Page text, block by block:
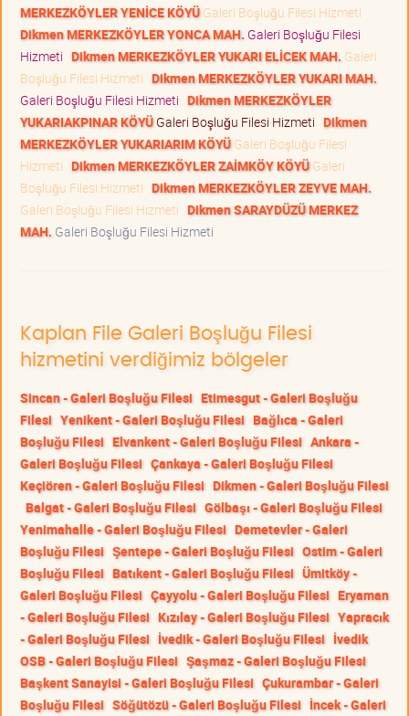
MERKEZKÖYLER YENİCE KÖYÜGaleri Boşluğu Filesi Hizmeti
Dikmen MERKEZKÖYLER YONCA MAH. Galeri Boşluğu Filesi
Hizmeti Dikmen MERKEZKÖYLER YUKARI ELİCEK MAH. Galeri
Boşluğu Filesi Hizmeti Dikmen MERKEZKÖYLER YUKARI MAH.
Galeri Boşluğu Filesi Hizmeti Dikmen MERKEZKÖYLER
YUKARIAKPINAR KÖYÜGaleri Boşluğu Filesi Hizmeti Dikmen
MERKEZKÖYLER YUKARIARIM KÖYÜGaleri Boşluğu Filesi
Hizmeti Dikmen MERKEZKÖYLER ZAİMKÖY KÖYÜGaleri
Boşluğu Filesi Hizmeti Dikmen MERKEZKÖYLER ZEYVE MAH.
Galeri Boşluğu Filesi Hizmeti Dikmen SARAYDÜZÜ MERKEZ
MAH. Galeri Boşluğu Filesi Hizmeti
Kaplan File Galeri Boşluğu Filesi
hizmetini verdiğimiz bölgeler
Sincan - Galeri Boşluğu Filesi Etimesgut - Galeri Boşluğu
Filesi Yenikent - Galeri Boşluğu Filesi Bağlıca - Galeri
Boşluğu Filesi Elvankent - Galeri Boşluğu Filesi Ankara -
Galeri Boşluğu Filesi Çankaya - Galeri Boşluğu Filesi
Keçiören - Galeri Boşluğu Filesi Dikmen - Galeri Boşluğu Filesi
Balgat - Galeri Boşluğu Filesi Gölbaşı - Galeri Boşluğu Filesi
Yenimahalle - Galeri Boşluğu Filesi Demetevler - Galeri
Boşluğu Filesi Şentepe - Galeri Boşluğu Filesi Ostim - Galeri
Boşluğu Filesi Batıkent - Galeri Boşluğu Filesi Ümitköy -
Galeri Boşluğu Filesi Çayyolu - Galeri Boşluğu Filesi Eryaman
- Galeri Boşluğu Filesi Kızılay - Galeri Boşluğu Filesi Yapracık
- Galeri Boşluğu Filesi İvedik - Galeri Boşluğu Filesi İvedik
OSB - Galeri Boşluğu Filesi Şaşmaz - Galeri Boşluğu Filesi
Başkent Sanayisi - Galeri Boşluğu Filesi Çukurambar - Galeri
Boşluğu Filesi Söğütözü - Galeri Boşluğu Filesi İncek - Galeri